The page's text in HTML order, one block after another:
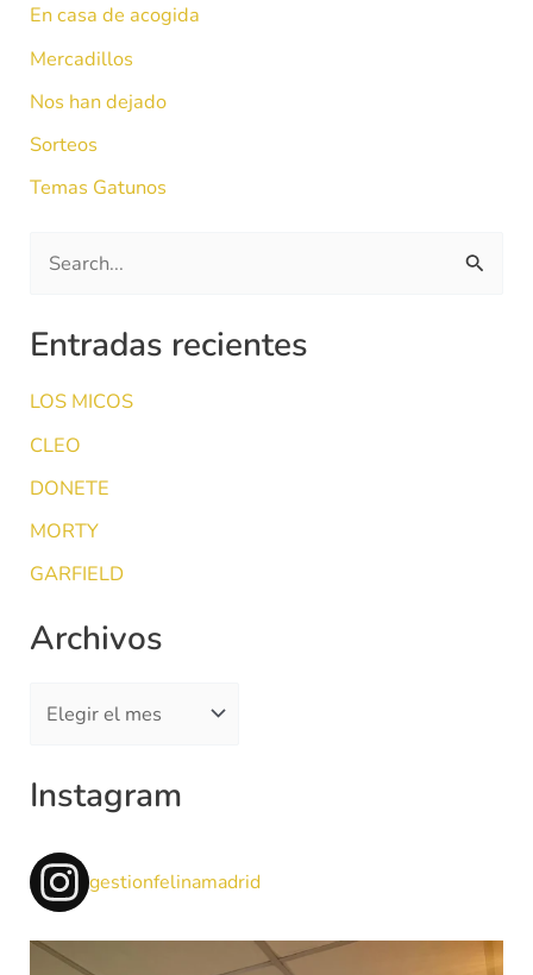
En casa de acogida
Mercadillos
Nos han dejado
Sorteos
Temas Gatunos
s
r
p
o
r
Entradas recientes
LOS MICOS
CLEO
DONETE
MORTY
GARFIELD
Archivos
Instagram
gestionfelinamadrid